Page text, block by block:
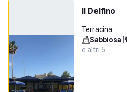
Il Delfino
Terracina
Sabbiosa·
e altri 5…